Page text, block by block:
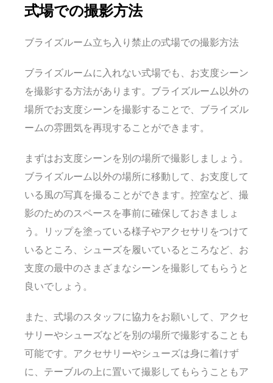
式場での撮影方法
ブライズルーム立ち入り禁止の式場での撮影方法
ブライズルームに入れない式場でも、お支度シーン
を撮影する方法があります。ブライズルーム以外の
場所でお支度シーンを撮影することで、ブライズル
ームの雰囲気を再現することができます。
まずはお支度シーンを別の場所で撮影しましょう。
ブライズルーム以外の場所に移動して、お支度して
いる風の写真を撮ることができます。控室など、撮
影のためのスペースを事前に確保しておきましょ
う。リップを塗っている様子やアクセサリをつけて
いるところ、シューズを履いているところなど、お
支度の最中のさまざまなシーンを撮影してもらうと
良いでしょう。
また、式場のスタッフに協力をお願いして、アクセ
サリーやシューズなどを別の場所で撮影することも
可能です。アクセサリーやシューズは身に着けず
に、テーブルの上に置いて撮影してもらうこともア